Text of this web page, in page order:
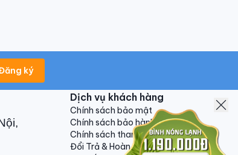
ký
Dịch vụ khách hàng
Chính sách bảo mật
Chính sách bảo hành
Chính sách thanh toán
Đổi Trả & Hoàn Tiền